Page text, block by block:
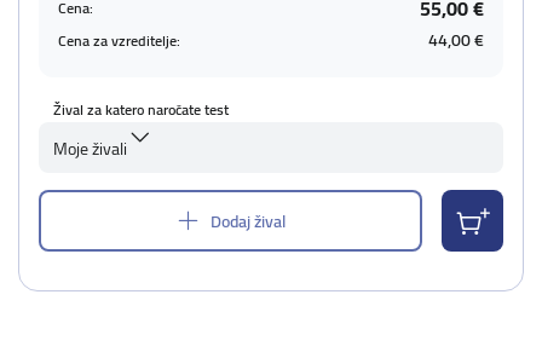
Cena: 55,00 €
Cena za vzreditelje: 44,00 €
Žival za katero naročate test
Moje živali
Dodaj žival